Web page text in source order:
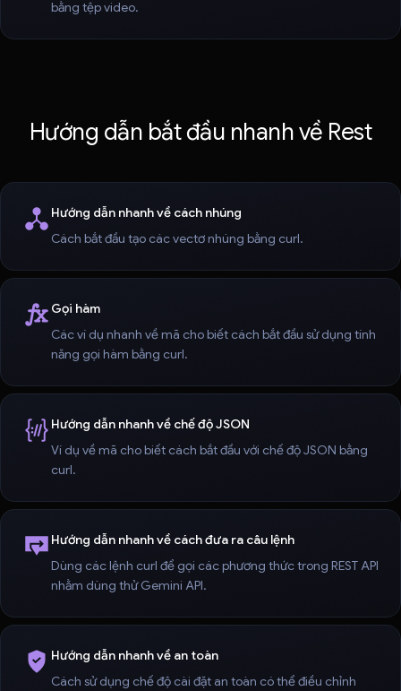
bằng tệp video.
Hướng dẫn bắt đầu nhanh về Rest
Hướng dẫn nhanh về cách nhúng
Cách bắt đầu tạo các vectơ nhúng bằng curl.
Gọi hàm
Các ví dụ nhanh về mã cho biết cách bắt đầu sử dụng tính
năng gọi hàm bằng curl.
Hướng dẫn nhanh về chế độ JSON
Ví dụ về mã cho biết cách bắt đầu với chế độ JSON bằng
curl.
Hướng dẫn nhanh về cách đưa ra câu lệnh
Dùng các lệnh curl để gọi các phương thức trong REST API
nhằm dùng thử Gemini API.
Hướng dẫn nhanh về an toàn
Cách sử dụng chế độ cài đặt an toàn có thể điều chỉnh